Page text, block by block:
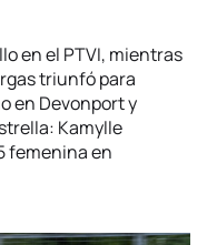
en el PTVI, mientras
triunfó para
en Devonport y
Kamylle
femenina en